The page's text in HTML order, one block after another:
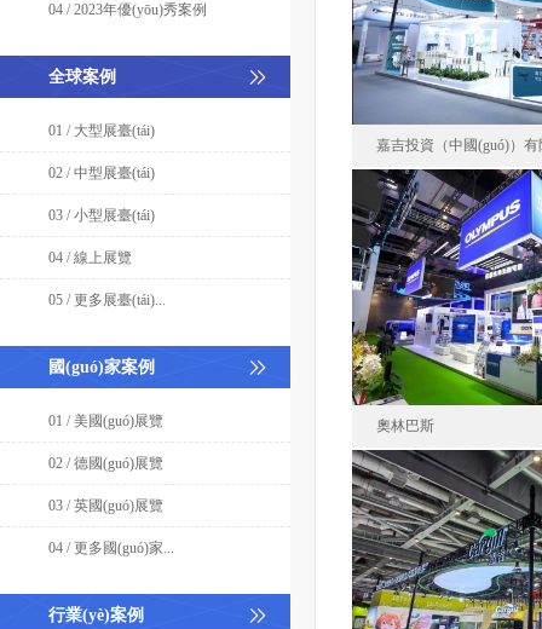
04 / 2023年優(yōu)秀案例
全球案例
01 / 大型展臺(tái)
02 / 中型展臺(tái)
03 / 小型展臺(tái)
04 / 線上展覽
05 / 更多展臺(tái)...
國(guó)家案例
01 / 美國(guó)展覽
02 / 德國(guó)展覽
03 / 英國(guó)展覽
04 / 更多國(guó)家...
行業(yè)案例
嘉吉投資（中國(guó)）
嘉吉投資（中國
韓國
面積72
奧林巴斯
奧林巴斯（北京）銷
中國
面積